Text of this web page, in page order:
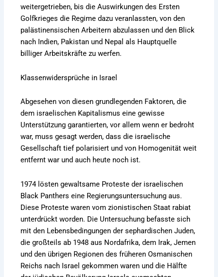
weitergetrieben, bis die Auswirkungen des Ersten
Golfkrieges die Regime dazu veranlassten, von den
palästinensischen Arbeitern abzulassen und den Blick
nach Indien, Pakistan und Nepal als Hauptquelle
billiger Arbeitskräfte zu werfen.
Klassenwidersprüche in Israel
Abgesehen von diesen grundlegenden Faktoren, die
dem israelischen Kapitalismus eine gewisse
Unterstützung garantierten, vor allem wenn er bedroht
war, muss gesagt werden, dass die israelische
Gesellschaft tief polarisiert und von Homogenität weit
entfernt war und auch heute noch ist.
1974 lösten gewaltsame Proteste der israelischen
Black Panthers eine Regierungsuntersuchung aus.
Diese Proteste waren vom zionistischen Staat rabiat
unterdrückt worden. Die Untersuchung befasste sich
mit den Lebensbedingungen der sephardischen Juden,
die großteils ab 1948 aus Nordafrika, dem Irak, Jemen
und den übrigen Regionen des früheren Osmanischen
Reichs nach Israel gekommen waren und die Hälfte